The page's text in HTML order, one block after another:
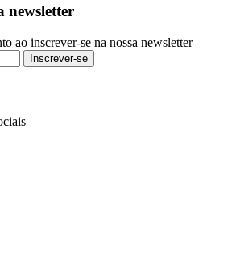
newsletter
ao inscrever-se na nossa newsletter
Inscrever-se